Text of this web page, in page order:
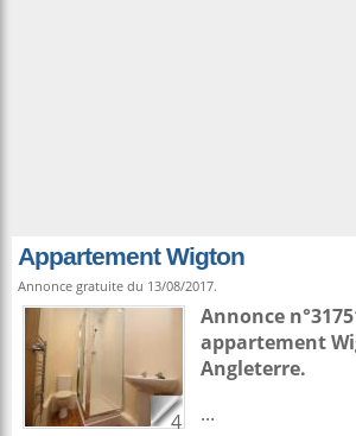
Appartement Wigton
Annonce gratuite du 13/08/2017.
4
Annonce
appartement
Angleterre.
...